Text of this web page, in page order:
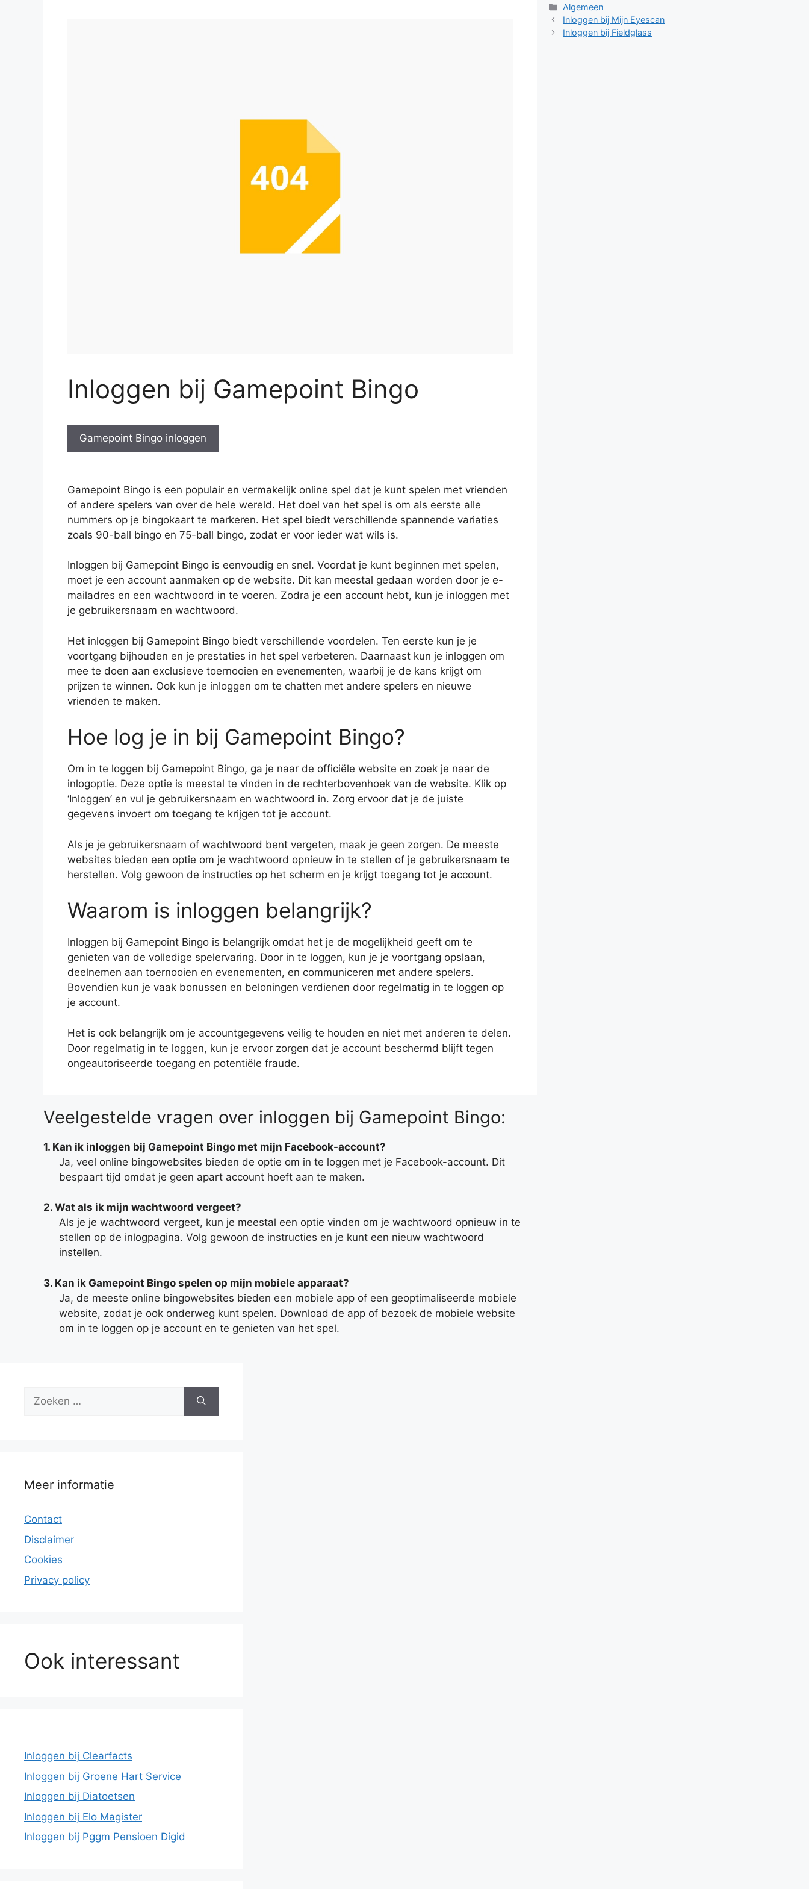
Inloggen bij Gamepoint Bingo
Gamepoint Bingo inloggen
Gamepoint Bingo is een populair en vermakelijk online spel dat je kunt spelen met vrienden
of andere spelers van over de hele wereld. Het doel van het spel is om als eerste alle
nummers op je bingokaart te markeren. Het spel biedt verschillende spannende variaties
zoals 90-ball bingo en 75-ball bingo, zodat er voor ieder wat wils is.
Inloggen bij Gamepoint Bingo is eenvoudig en snel. Voordat je kunt beginnen met spelen,
moet je een account aanmaken op de website. Dit kan meestal gedaan worden door je e-
mailadres en een wachtwoord in te voeren. Zodra je een account hebt, kun je inloggen met
je gebruikersnaam en wachtwoord.
Het inloggen bij Gamepoint Bingo biedt verschillende voordelen. Ten eerste kun je je
voortgang bijhouden en je prestaties in het spel verbeteren. Daarnaast kun je inloggen om
mee te doen aan exclusieve toernooien en evenementen, waarbij je de kans krijgt om
prijzen te winnen. Ook kun je inloggen om te chatten met andere spelers en nieuwe
vrienden te maken.
Hoe log je in bij Gamepoint Bingo?
Om in te loggen bij Gamepoint Bingo, ga je naar de officiële website en zoek je naar de
inlogoptie. Deze optie is meestal te vinden in de rechterbovenhoek van de website. Klik op
‘Inloggen’ en vul je gebruikersnaam en wachtwoord in. Zorg ervoor dat je de juiste
gegevens invoert om toegang te krijgen tot je account.
Als je je gebruikersnaam of wachtwoord bent vergeten, maak je geen zorgen. De meeste
websites bieden een optie om je wachtwoord opnieuw in te stellen of je gebruikersnaam te
herstellen. Volg gewoon de instructies op het scherm en je krijgt toegang tot je account.
Waarom is inloggen belangrijk?
Inloggen bij Gamepoint Bingo is belangrijk omdat het je de mogelijkheid geeft om te
genieten van de volledige spelervaring. Door in te loggen, kun je je voortgang opslaan,
deelnemen aan toernooien en evenementen, en communiceren met andere spelers.
Bovendien kun je vaak bonussen en beloningen verdienen door regelmatig in te loggen op
je account.
Het is ook belangrijk om je accountgegevens veilig te houden en niet met anderen te delen.
Door regelmatig in te loggen, kun je ervoor zorgen dat je account beschermd blijft tegen
ongeautoriseerde toegang en potentiële fraude.
Veelgestelde vragen over inloggen bij Gamepoint Bingo:
1. Kan ik inloggen bij Gamepoint Bingo met mijn Facebook-account?
Ja, veel online bingowebsites bieden de optie om in te loggen met je Facebook-account. Dit
bespaart tijd omdat je geen apart account hoeft aan te maken.
2. Wat als ik mijn wachtwoord vergeet?
Als je je wachtwoord vergeet, kun je meestal een optie vinden om je wachtwoord opnieuw in te
stellen op de inlogpagina. Volg gewoon de instructies en je kunt een nieuw wachtwoord
instellen.
3. Kan ik Gamepoint Bingo spelen op mijn mobiele apparaat?
Ja, de meeste online bingowebsites bieden een mobiele app of een geoptimaliseerde mobiele
website, zodat je ook onderweg kunt spelen. Download de app of bezoek de mobiele website
om in te loggen op je account en te genieten van het spel.
Categorieën
Algemeen
Inloggen bij Mijn Eyescan
Inloggen bij Fieldglass
Zoek
Meer informatie
Contact
Disclaimer
Cookies
Privacy policy
Ook interessant
Inloggen bij Clearfacts
Inloggen bij Groene Hart Service
Inloggen bij Diatoetsen
Inloggen bij Elo Magister
Inloggen bij Pggm Pensioen Digid